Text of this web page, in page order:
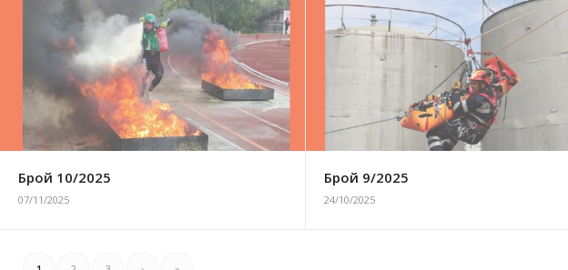
Брой 10/2025
07/11/2025
Брой 9/2025
24/10/2025